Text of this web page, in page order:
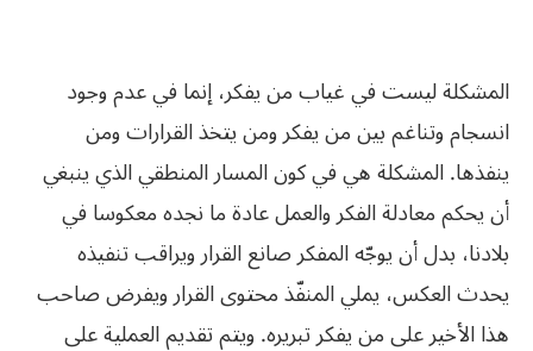
المشكلة ليست في غياب من يفكر، إنما في عدم وجود
انسجام وتناغم بين من يفكر ومن يتخذ القرارات ومن
ينفذها. المشكلة هي في كون المسار المنطقي الذي ينبغي
أن يحكم معادلة الفكر والعمل عادة ما نجده معكوسا في
بلادنا، بدل أن يوجّه المفكر صانع القرار ويراقب تنفيذه
يحدث‮ ‬العكس،‮ ‬يملي‮ ‬المنفّذ‮ ‬محتوى‮ ‬القرار‮ ‬ويفرض‮ ‬صاحب‮
‬هذا‮ ‬الأخير‮ ‬على‮ ‬من‮ ‬يفكر‮ ‬تبريره‮. ‬ويتم‮ ‬تقديم‮ ‬العملية‮ ‬على‮